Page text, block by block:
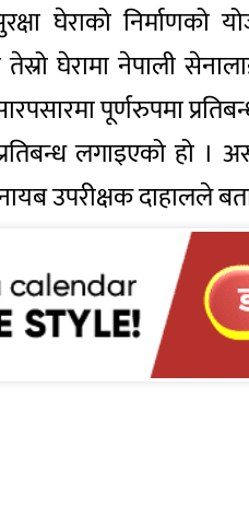
घेराको निर्माणको
र तेस्रो घेरामा नेपाली
पूर्णरुपमा
लगाइएको हो ।
उपरीक्षक दाहालले